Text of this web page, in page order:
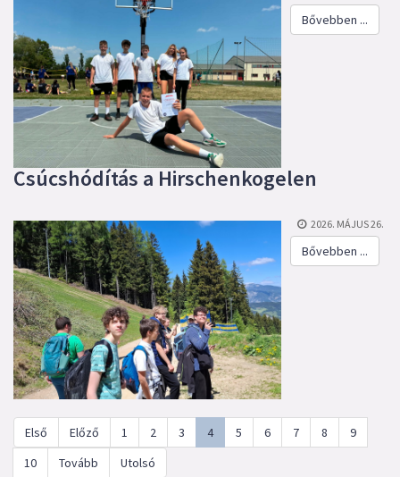
Bővebben ...
Csúcshódítás a Hirschenkogelen
2026. MÁJUS 26.
Bővebben ...
Első Előző 1 2 3 4 5 6 7 8
9
10
Tovább Utolsó